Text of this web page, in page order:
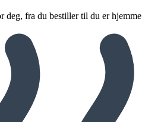
deg, fra du bestiller til du er hjemme